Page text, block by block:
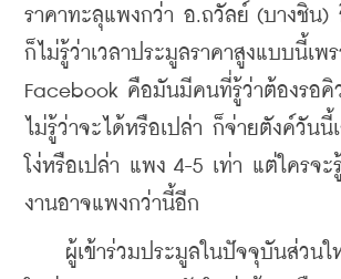
ราคาทะลุแพงกว่า อ.ถวัลย์ (บางชิ้น
ก็ไม่รู้ว่าเวลาประมูลราคาสูงแบบนี้เพ
Facebook คือมันมีคนที่รู้ว่าต้องรอคิ
ไม่รู้ว่าจะได้หรือเปล่า ก็จ่ายตังค์วัน
โง่หรือเปล่า แพง 4-5 เท่า แต่ใครจ
งานอาจแพงกว่านี้อีก
ผู้เข้าร่วมประมูลในปัจจุบันส่วนใ